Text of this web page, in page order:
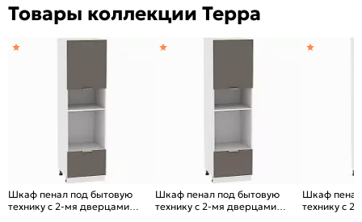
Товары коллекции Терра
Шкаф пенал под бытовую
технику с 2-мя дверцами
Шкаф пенал под бытовую
технику с 2-мя дверцами
Шкаф
технику с